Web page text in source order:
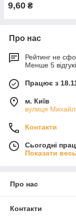
9,60 ₴
Про нас
Рейтинг не
Менше 5
Працює з
м. Київ
вулиця
Контакти
Сьогодні
Показати
Про нас
Контакти